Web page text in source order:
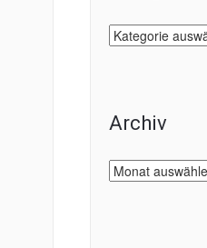
Kategorien
Archiv
Archiv